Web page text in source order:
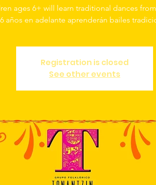
ages 6+ will learn traditional dances
años en adelante aprenderán bailes
Registration is closed
See other events